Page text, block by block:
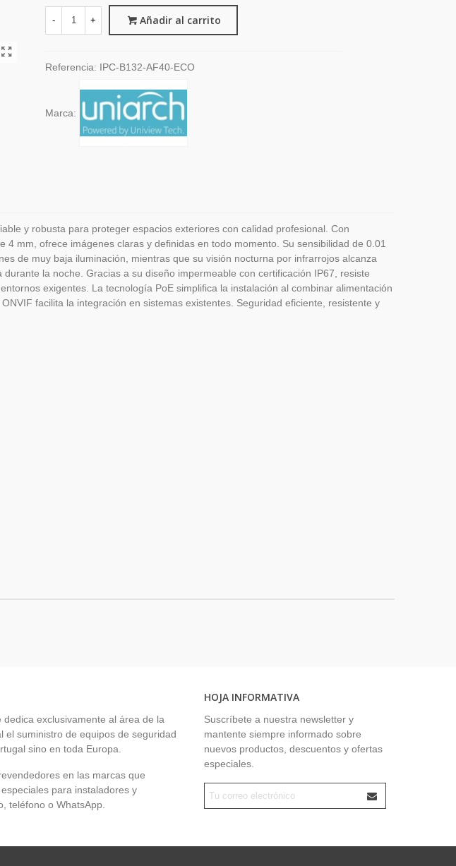
- + Añadir al carrito
Referencia: IPC-B132-AF40-ECO
Marca:
y robusta para proteger espacios exteriores con calidad profesional. Con
4 mm, ofrece imágenes claras y definidas en todo momento. Su sensibilidad de 0.01
de muy baja iluminación, mientras que su visión nocturna por infrarrojos alcanza
la noche. Gracias a su diseño impermeable con certificación IP67, resiste
exigentes. La tecnología PoE simplifica la instalación al combinar alimentación
facilita la integración en sistemas existentes. Seguridad eficiente, resistente y
exclusivamente al área de la
el suministro de equipos de seguridad
sino en toda Europa.
en las marcas que
para instaladores y
teléfono o WhatsApp.
HOJA INFORMATIVA
Suscríbete a nuestra newsletter y
mantente siempre informado sobre
nuevos productos, descuentos y ofertas
especiales.